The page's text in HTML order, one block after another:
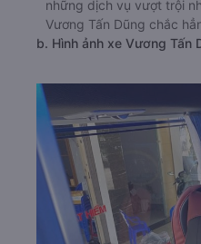
những dịch vụ vượt trội
Vương Tấn Dũng chắc
b. Hình ảnh xe Vương Tấn